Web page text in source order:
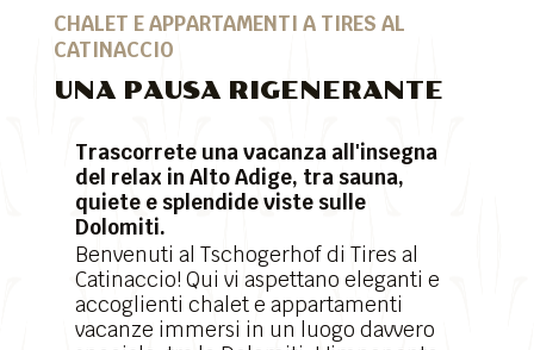
CHALET E APPARTAMENTI A TIRES AL
CATINACCIO
UNA PAUSA RIGENERANTE
Trascorrete una vacanza all'insegna
del relax in Alto Adige, tra sauna,
quiete e splendide viste sulle
Dolomiti.
Benvenuti al Tschogerhof di Tires al
Catinaccio! Qui vi aspettano eleganti e
accoglienti chalet e appartamenti
vacanze immersi in un luogo davvero